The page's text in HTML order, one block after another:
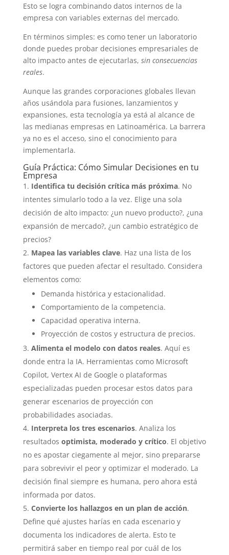
Esto se logra combinando datos internos de la
empresa con variables externas del mercado.
En términos simples: es como tener un laboratorio
donde puedes probar decisiones empresariales de
alto impacto antes de ejecutarlas, sin consecuencias
reales.
Aunque las grandes corporaciones globales llevan
años usándola para fusiones, lanzamientos y
expansiones, esta tecnología ya está al alcance de
las medianas empresas en Latinoamérica. La barrera
ya no es el acceso, sino el conocimiento para
implementarla.
Guía Práctica: Cómo Simular Decisiones en tu
Empresa
Identifica tu decisión crítica más próxima. No
intentes simularlo todo a la vez. Elige una sola
decisión de alto impacto: ¿un nuevo producto?, ¿una
expansión de mercado?, ¿un cambio estratégico de
precios?
Mapea las variables clave. Haz una lista de los
factores que pueden afectar el resultado. Considera
elementos como:
Demanda histórica y estacionalidad.
Comportamiento de la competencia.
Capacidad operativa interna.
Proyección de costos y estructura de precios.
Alimenta el modelo con datos reales. Aquí es
donde entra la IA. Herramientas como Microsoft
Copilot, Vertex AI de Google o plataformas
especializadas pueden procesar estos datos para
generar escenarios de proyección con
probabilidades asociadas.
Interpreta los tres escenarios. Analiza los
resultados optimista, moderado y crítico. El objetivo
no es apostar ciegamente al mejor, sino prepararse
para sobrevivir el peor y optimizar el moderado. La
decisión final siempre es humana, pero ahora está
informada por datos.
Convierte los hallazgos en un plan de acción.
Define qué ajustes harías en cada escenario y
documenta los indicadores de alerta. Esto te
permitirá saber en tiempo real por cuál de los